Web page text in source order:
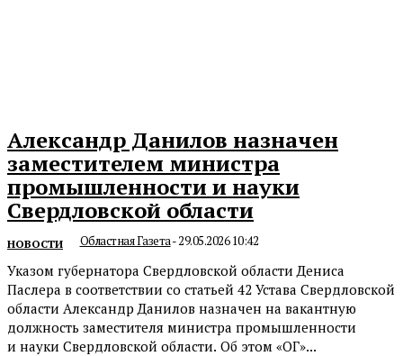
Александр Данилов назначен
заместителем министра
промышленности и науки
Свердловской области
НОВОСТИ Областная Газета-29.05.2026 10:42
Указом губернатора Свердловской области Дениса
Паслера в соответствии со статьей 42 Устава Свердловской
области Александр Данилов назначен на вакантную
должность заместителя министра промышленности
и науки Свердловской области. Об этом «ОГ»...